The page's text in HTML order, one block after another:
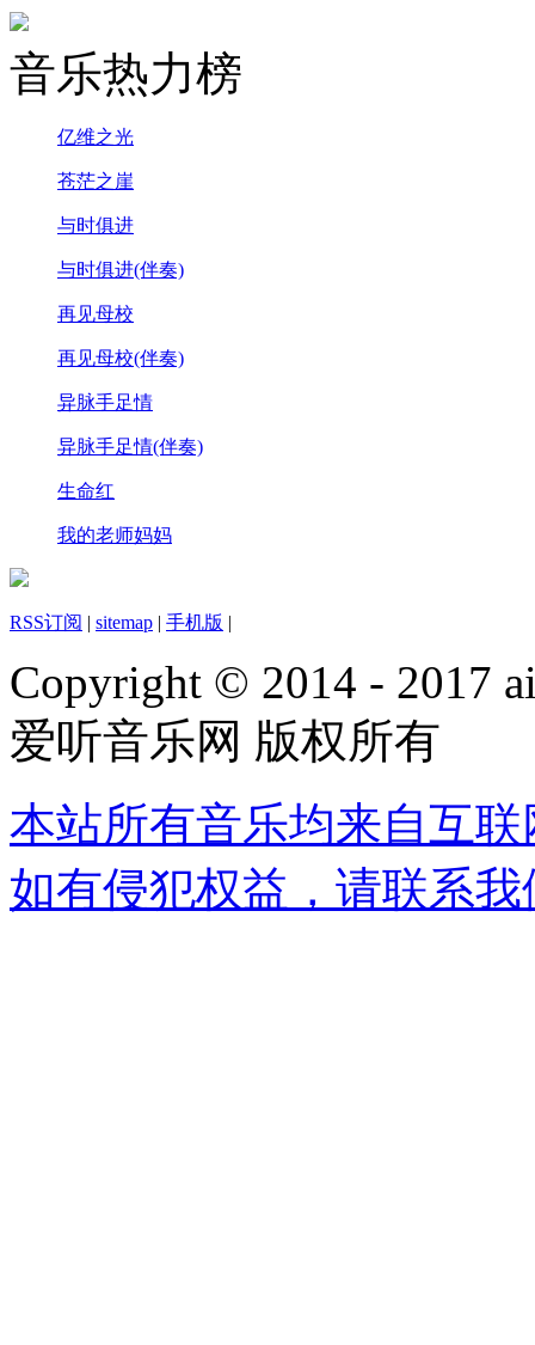
音乐热力榜
亿维之光
苍茫之崖
与时俱进
与时俱进(伴奏)
再见母校
再见母校(伴奏)
异脉手足情
异脉手足情(伴奏)
生命红
我的老师妈妈
RSS订阅 | sitemap | 手机版 |
Copyright © 2014 - 2017
爱听音乐网 版权所有
本站所有音乐均来自互
如有侵犯权益，请联系